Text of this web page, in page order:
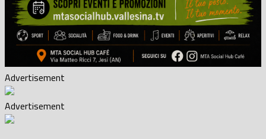
Advertisement
Advertisement